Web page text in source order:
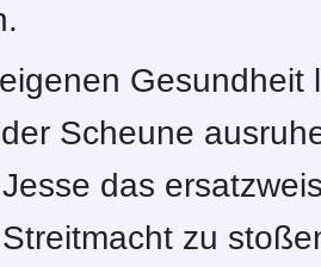
Scheune
das
zu